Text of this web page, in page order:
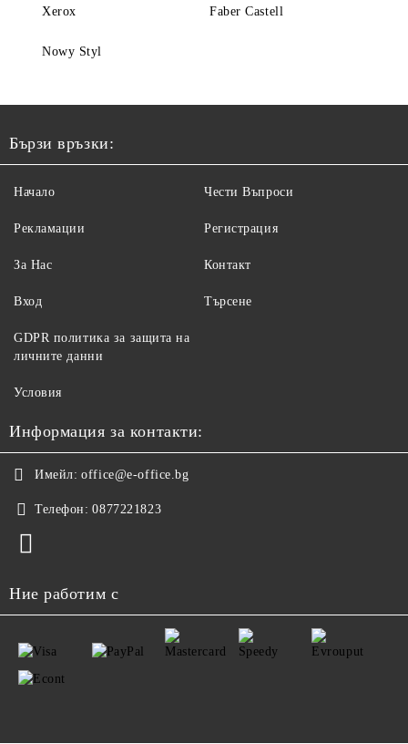
Xerox Faber Castell
Nowy Styl
Бързи връзки:
Начало
Рекламации
За Нас
Вход
Чести Въпроси
Регистрация
Контакт
Търсене
GDPR политика за защита на
личните данни
Условия
Информация за контакти:
Имейл: office@e-office.bg
Телефон: 0877221823
Ние работим с